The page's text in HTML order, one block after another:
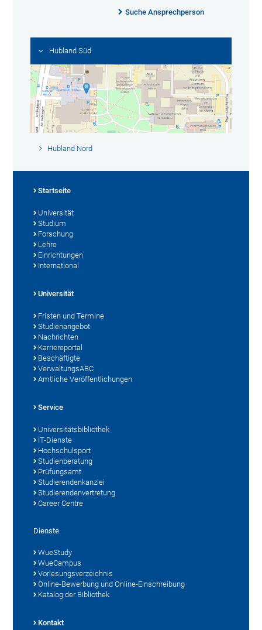
Suche Ansprechperson
Hubland Süd
Hubland Nord
Startseite
Universität
Studium
Forschung
Lehre
Einrichtungen
International
Universität
Fristen und Termine
Studienangebot
Nachrichten
Karriereportal
Beschäftigte
VerwaltungsABC
Amtliche Veröffentlichungen
Service
Universitätsbibliothek
IT-Dienste
Hochschulsport
Studienberatung
Prüfungsamt
Studierendenkanzlei
Studierendenvertretung
Career Centre
Dienste
WueStudy
WueCampus
Vorlesungsverzeichnis
Online-Bewerbung und Online-Einschreibung
Katalog der Bibliothek
Kontakt